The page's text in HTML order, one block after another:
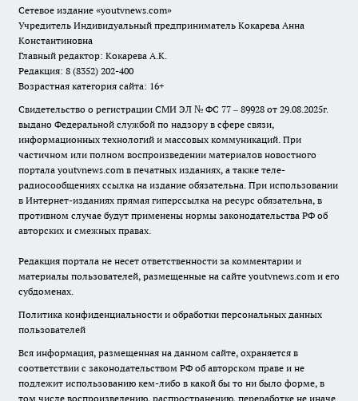
Сетевое издание «youtvnews.com»
Учредитель Индивидуальный предприниматель Кокарева Анна
Константиновна
Главный редактор: Кокарева А.К.
Редакция: 8 (8352) 202-400
Возрастная категория сайта: 16+
Свидетельство о регистрации СМИ ЭЛ № ФС 77 – 89928 от 29.08.2025г.
выдано Федеральной службой по надзору в сфере связи,
информационных технологий и массовых коммуникаций. При
частичном или полном воспроизведении материалов новостного
портала youtvnews.com в печатных изданиях, а также теле-
радиосообщениях ссылка на издание обязательна. При использовании
в Интернет-изданиях прямая гиперссылка на ресурс обязательна, в
противном случае будут применены нормы законодательства РФ об
авторских и смежных правах.
Редакция портала не несет ответственности за комментарии и
материалы пользователей, размещенные на сайте youtvnews.com и его
субдоменах.
Политика конфиденциальности и обработки персональных данных
пользователей
Вся информация, размещенная на данном сайте, охраняется в
соответствии с законодательством РФ об авторском праве и не
подлежит использованию кем-либо в какой бы то ни было форме, в
том числе воспроизведению, распространению, переработке не иначе